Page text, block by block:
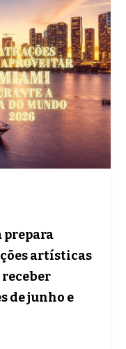
artísticas
receber
de junho e